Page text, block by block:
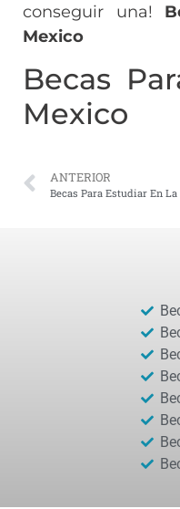
conseguir una!
Mexico
Becas
Mexico
ANTERIOR